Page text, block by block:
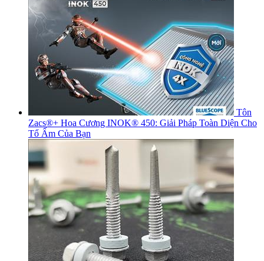
Tôn
Zacs®+ Hoa Cương INOK® 450: Giải Pháp Toàn Diện Cho
Tổ Ấm Của Bạn